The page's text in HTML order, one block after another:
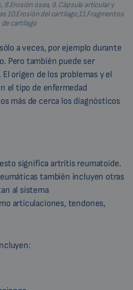
ósea, 9. Cápsula articular y
10.Erosión del cartílago,11.Fragmentos
de cartílago
a veces, por ejemplo durante
Pero también puede ser
origen de los problemas y el
el tipo de enfermedad
más de cerca los diagnósticos
significa artritis reumatoide.
también incluyen otras
al sistema
articulaciones, tendones,